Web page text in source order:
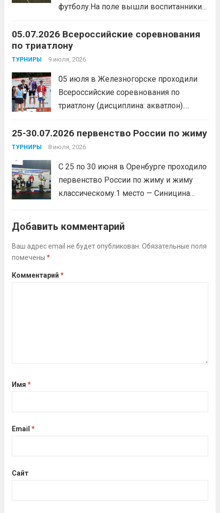
всех этапов участники
футболу.На поле вышли воспитанники
Участники отработали технику владения
мячом и сыграли несколько коротких
товарищеских матчей.
05.07.2026 Всероссийские соревнования
по триатлону
ТУРНИРЫ 9 июля, 2026
05 июля в Железногорске проходили
Всероссийские соревнования по
триатлону (дисциплина: акватлон).
Макарова, Серов Станислав, занял 1
место. Подготовила спортсмена тренер-
Викторовна.Читать дальше
25-30.07.2026 первенство России по жиму
ТУРНИРЫ 8 июля, 2026
С 25 по 30 июня в Оренбурге проходило
первенство России по жиму и жиму
классическому.1 место — Синицина
(тренер Задорина Я.С.)
Добавить комментарий
Ваш адрес email не будет опубликован. Обязательные поля
помечены *
Комментарий *
Имя *
Email *
Сайт